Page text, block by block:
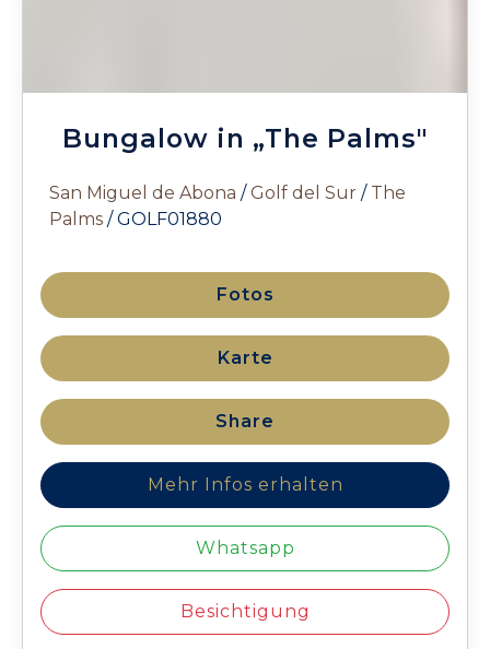
Bungalow in „The Palms"
San Miguel de Abona /Golf del Sur / The
Palms / GOLF01880
Fotos
Karte
Share
Mehr Infos erhalten
Whatsapp
Besichtigung